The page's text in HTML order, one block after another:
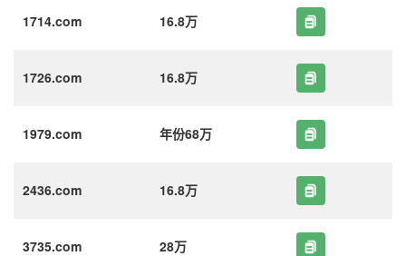
1714.com 16.8万
1726.com 16.8万
1979.com 年份68万
2436.com 16.8万
3735.com 28万